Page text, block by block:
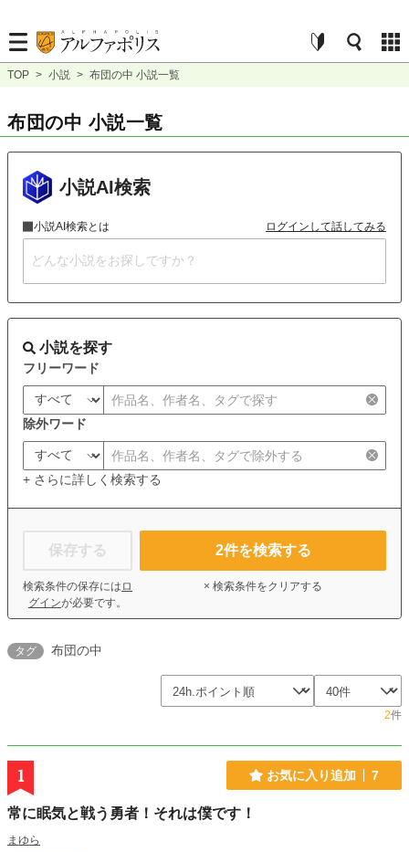
TOP > 小説 > 布団の中 小説一覧
布団の中 小説一覧
小説AI検索
小説AI検索とは ログインして話してみる
小説を探す
フリーワード
除外ワード
+ さらに詳しく検索する
保存する
検索条件の保存には ロ
グインが必要です。
2件を検索する
× 検索条件をクリアする
タグ 布団の中
2件
1 お気に入り追加 7
常に眠気と戦う勇者！それは僕です！
まゆら